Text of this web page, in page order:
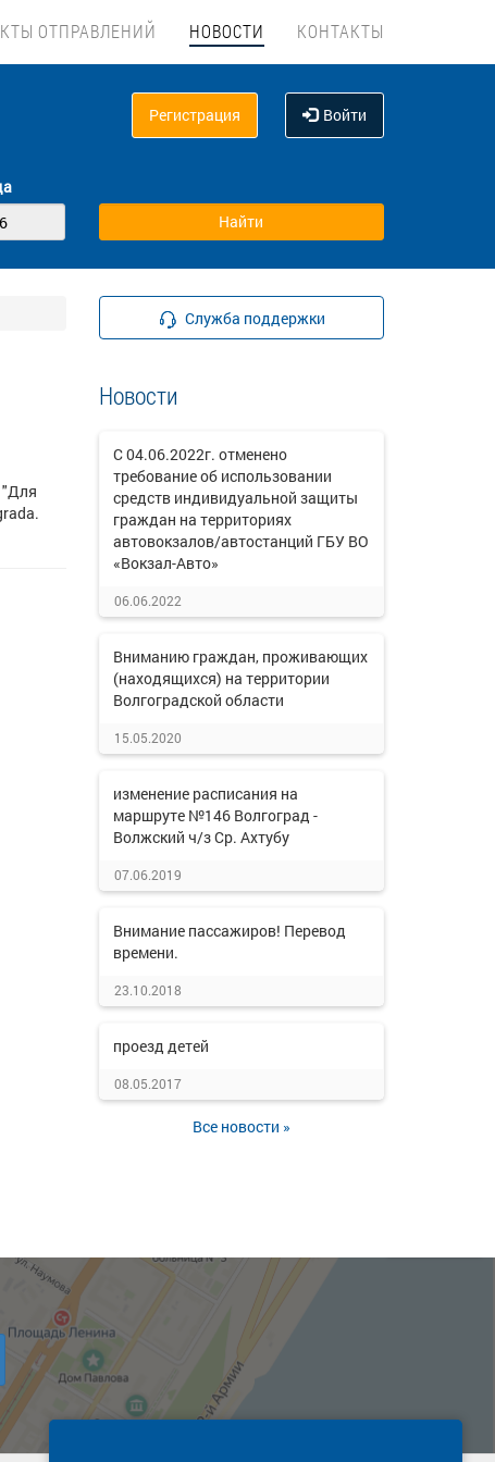
ОТПРАВЛЕНИЙ НОВОСТИ КОНТАКТЫ
Регистрация Войти
"Для
Служба поддержки
Новости
С 04.06.2022г. отменено
требование об использовании
средств индивидуальной защиты
граждан на территориях
автовокзалов/автостанций ГБУ ВО
«Вокзал-Авто»
06.06.2022
Вниманию граждан, проживающих
(находящихся) на территории
Волгоградской области
15.05.2020
изменение расписания на
маршруте №146 Волгоград -
Волжский ч/з Ср. Ахтубу
07.06.2019
Внимание пассажиров! Перевод
времени.
23.10.2018
проезд детей
08.05.2017
Все новости »